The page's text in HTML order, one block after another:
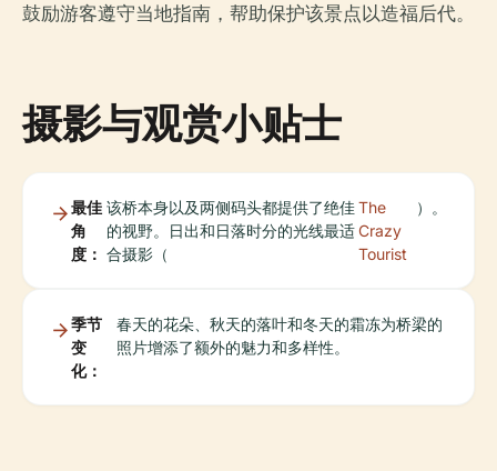
鼓励游客遵守当地指南，帮助保护该景点以造福后代。
摄影与观赏小贴士
最佳
角
度：
该桥本身以及两侧码头都提供了绝佳
的视野。日出和日落时分的光线最适
合摄影（
The
Crazy
Tourist
）。
季节
变
化：
春天的花朵、秋天的落叶和冬天的霜冻为桥梁的
照片增添了额外的魅力和多样性。